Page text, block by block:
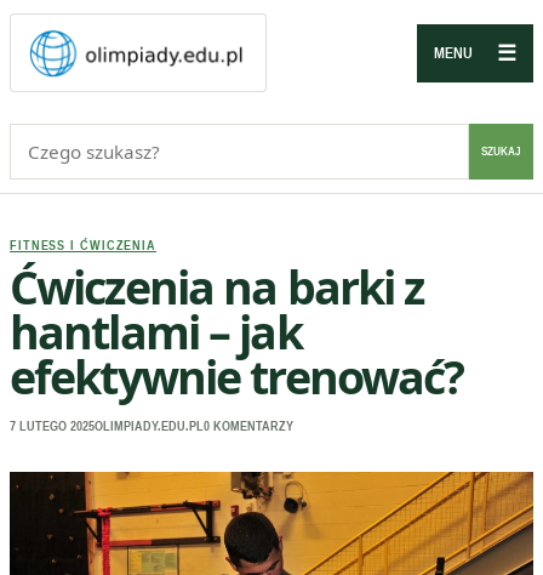
MENU ☰
SZUKAJ
FITNESS I ĆWICZENIA
Ćwiczenia na barki z
hantlami – jak
efektywnie trenować?
7 LUTEGO 2025OLIMPIADY.EDU.PL 0 KOMENTARZY